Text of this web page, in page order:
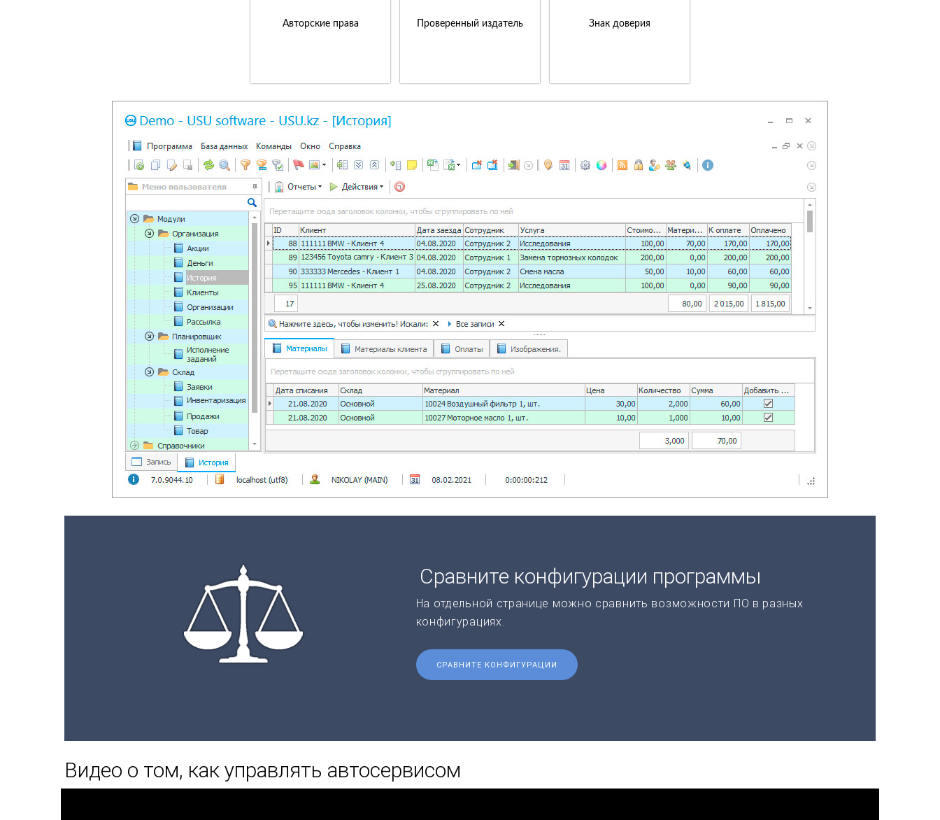
Авторские права Проверенный издатель Знак доверия
Сравните конфигурации программы
На отдельной странице можно сравнить возможности ПО в разных
конфигурациях.
СРАВНИТЕ КОНФИГУРАЦИИ
Видео о том, как управлять автосервисом